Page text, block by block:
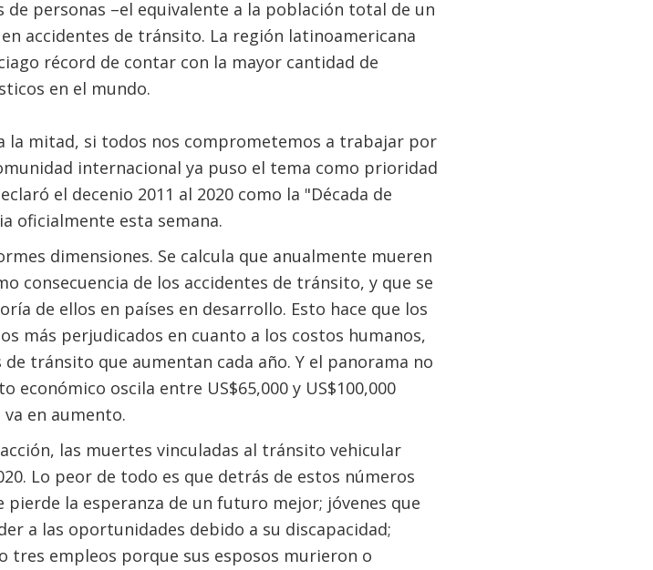
de personas –el equivalente a la población total de un
accidentes de tránsito. La región latinoamericana
récord de contar con la mayor cantidad de
en el mundo.
la mitad, si todos nos comprometemos a trabajar por
internacional ya puso el tema como prioridad
el decenio 2011 al 2020 como la "Década de
oficialmente esta semana.
dimensiones. Se calcula que anualmente mueren
consecuencia de los accidentes de tránsito, y que se
de ellos en países en desarrollo. Esto hace que los
más perjudicados en cuanto a los costos humanos,
tránsito que aumentan cada año. Y el panorama no
económico oscila entre US$65,000 y US$100,000
en aumento.
las muertes vinculadas al tránsito vehicular
Lo peor de todo es que detrás de estos números
la esperanza de un futuro mejor; jóvenes que
a las oportunidades debido a su discapacidad;
tres empleos porque sus esposos murieron o